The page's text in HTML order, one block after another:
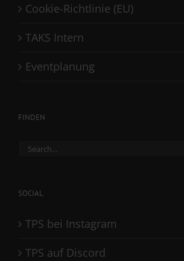
Cookie-Richtlinie (EU)
TAKS Intern
Eventplanung
FINDEN
Search
SOCIAL
TPS bei Instagram
TPS auf Discord